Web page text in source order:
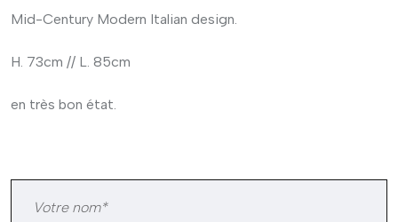
Mid-Century Modern Italian design.
H. 73cm // L. 85cm
en très bon état.